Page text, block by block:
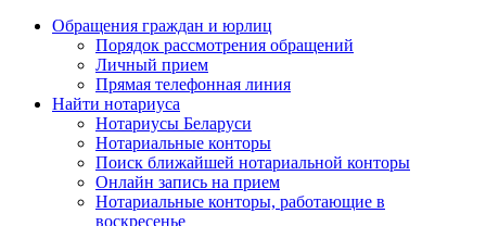
Обращения граждан и юрлиц
Порядок рассмотрения обращений
Личный прием
Прямая телефонная линия
Найти нотариуса
Нотариусы Беларуси
Нотариальные конторы
Поиск ближайшей нотариальной конторы
Онлайн запись на прием
Нотариальные конторы, работающие в
воскресенье